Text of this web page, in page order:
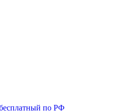
по РФ